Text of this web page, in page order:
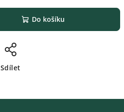
Do košíku
Sdílet